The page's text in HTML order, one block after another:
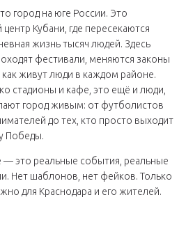
город на юге России. Это
Кубани, где пересекаются
жизнь тысяч людей. Здесь
фестивали, меняются законы
живут люди в каждом районе.
стадионы и кафе, это ещё и люди,
город живым: от футболистов
до тех, кто просто выходит
Победы.
— это реальные события, реальные
Нет шаблонов, нет фейков. Только
для Краснодара и его жителей.